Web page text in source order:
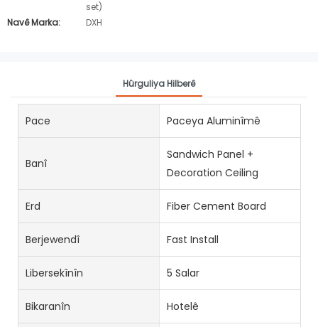
set)
Navê Marka:
DXH
Hûrguliya Hilberê
Pace Paceya Aluminîmê
Banî
Sandwich Panel +
Decoration Ceiling
Erd Fiber Cement Board
Berjewendî Fast Install
Libersekînîn 5 Salar
Bikaranîn Hotelê